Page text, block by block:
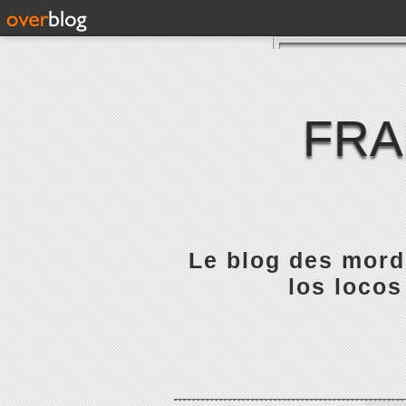
Le blog des
los